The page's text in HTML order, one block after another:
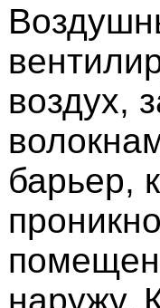
воздух,
барьер,
наружу.